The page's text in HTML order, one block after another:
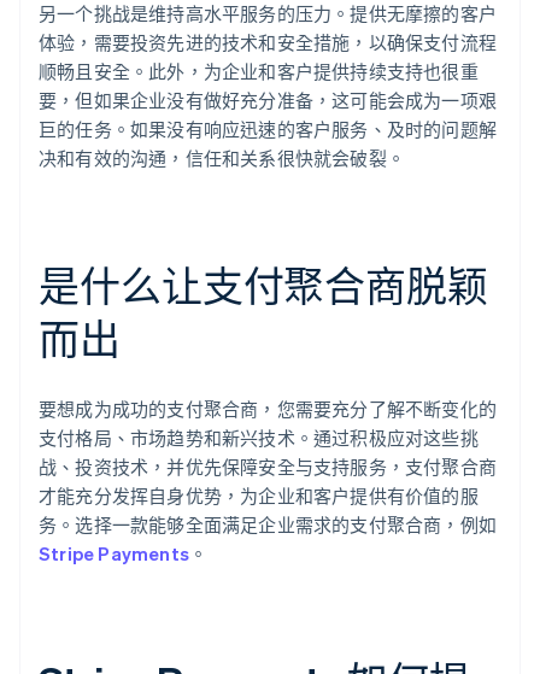
另一个挑战是维持高水平服务的压力。提供无摩擦的客户
体验，需要投资先进的技术和安全措施，以确保支付流程
顺畅且安全。此外，为企业和客户提供持续支持也很重
要，但如果企业没有做好充分准备，这可能会成为一项艰
巨的任务。如果没有响应迅速的客户服务、及时的问题解
决和有效的沟通，信任和关系很快就会破裂。
是什么让支付聚合商脱颖
而出
要想成为成功的支付聚合商，您需要充分了解不断变化的
支付格局、市场趋势和新兴技术。通过积极应对这些挑
战、投资技术，并优先保障安全与支持服务，支付聚合商
才能充分发挥自身优势，为企业和客户提供有价值的服
务。选择一款能够全面满足企业需求的支付聚合商，例如
Stripe Payments 。